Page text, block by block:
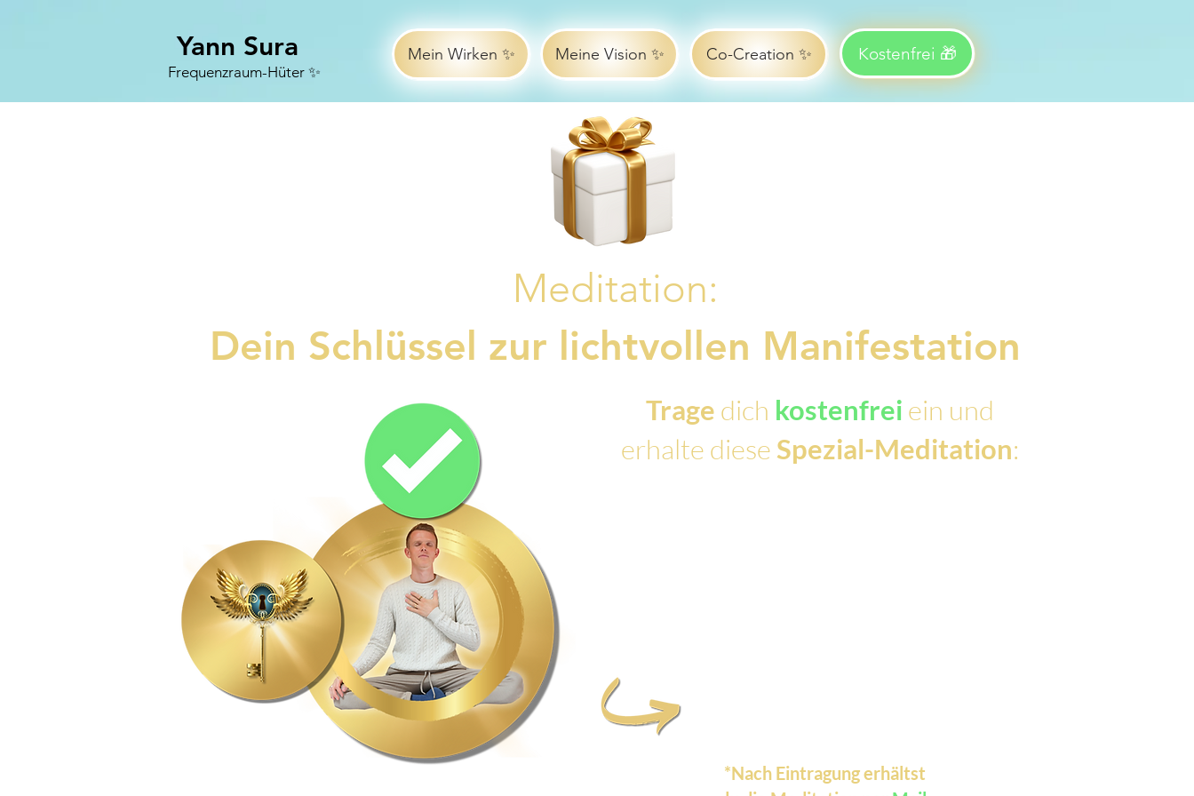
Yann Sura
Frequenzraum-Hüter ✨
Mein Wirken ✨ Meine Vision ✨ Co-Creation ✨ Kostenfrei 🎁
Meditation:
Dein Schlüssel zur lichtvollen Manifestation
Trage dich kostenfrei ein und
erhalte dieseSpezial-Meditation:
*Nach Eintragung erhältst